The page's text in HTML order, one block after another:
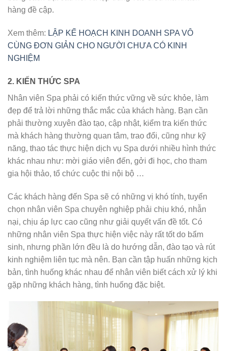
hàng đề cập.
Xem thêm: LẬP KẾ HOẠCH KINH DOANH SPA VÔ
CÙNG ĐƠN GIẢN CHO NGƯỜI CHƯA CÓ KINH
NGHIỆM
2. KIẾN THỨC SPA
Nhân viên Spa phải có kiến thức vững về sức khỏe, làm
đẹp để trả lời những thắc mắc của khách hàng. Bạn cần
phải thường xuyên đào tạo, cập nhật, kiểm tra kiến thức
mà khách hàng thường quan tâm, trao đổi, cũng như kỹ
năng, thao tác thực hiện dịch vụ Spa dưới nhiều hình thức
khác nhau như: mời giáo viên đến, gởi đi học, cho tham
gia hội thảo, tổ chức cuộc thi nội bộ …
Các khách hàng đến Spa sẽ có những vị khó tính, tuyển
chọn nhân viên Spa chuyên nghiệp phải chịu khó, nhẫn
nại, chịu áp lực cao cũng như giải quyết vấn đề tốt. Có
những nhân viên Spa thực hiện việc này rất tốt do bẩm
sinh, nhưng phần lớn đều là do hướng dẫn, đào tạo và rút
kinh nghiệm liên tục mà nên. Bạn cần tập huấn những kịch
bản, tình huống khác nhau để nhân viên biết cách xử lý khi
gặp những khách hàng, tình huống đặc biệt.